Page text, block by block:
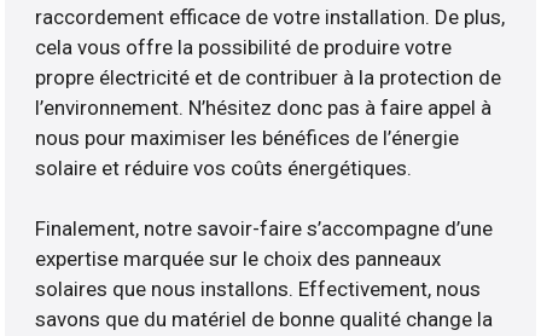
raccordement efficace de votre installation. De plus,
cela vous offre la possibilité de produire votre
propre électricité et de contribuer à la protection de
l’environnement. N’hésitez donc pas à faire appel à
nous pour maximiser les bénéfices de l’énergie
solaire et réduire vos coûts énergétiques.
Finalement, notre savoir-faire s’accompagne d’une
expertise marquée sur le choix des panneaux
solaires que nous installons. Effectivement, nous
savons que du matériel de bonne qualité change la